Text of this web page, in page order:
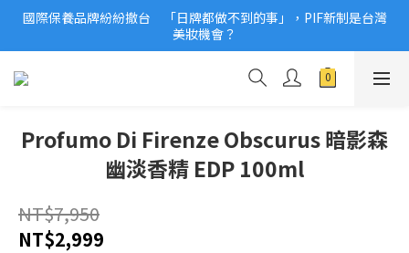
2026美妝小樣、試用品變少？PIF化妝品身分證7月上路！消費者
必懂5觀念
國際保養品牌紛紛撤台　「日牌都做不到的事」，PIF新制是台灣
美妝機會？
2026美妝小樣、試用品變少？PIF化妝品身分證7月上路！消費者
Profumo Di Firenze Obscurus 暗影森
幽淡香精 EDP 100ml
NT$7,950
NT$2,999